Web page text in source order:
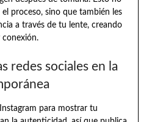
proceso, sino que también les
a través de tu lente, creando
redes sociales en la
para mostrar tu